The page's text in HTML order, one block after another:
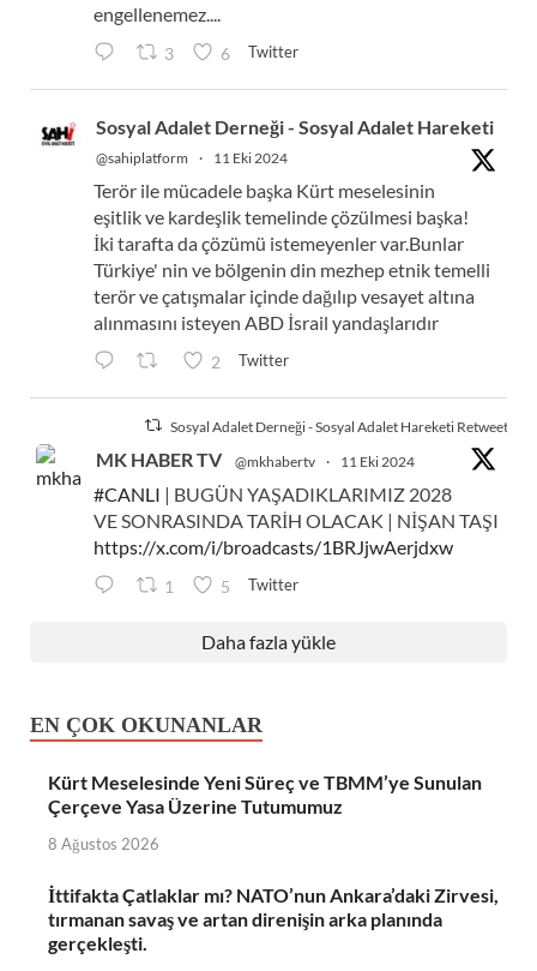
engellenemez....
3 6 Twitter
Sosyal Adalet Derneği - Sosyal Adalet Hareketi
@sahiplatform · 11 Eki 2024
Terör ile mücadele başka Kürt meselesinin
eşitlik ve kardeşlik temelinde çözülmesi başka!
İki tarafta da çözümü istemeyenler var.Bunlar
Türkiye' nin ve bölgenin din mezhep etnik temelli
terör ve çatışmalar içinde dağılıp vesayet altına
alınmasını isteyen ABD İsrail yandaşlarıdır
2 Twitter
Sosyal Adalet Derneği - Sosyal Adalet Hareketi
MK HABER TV @mkhabertv · 11 Eki 2024
#CANLI | BUGÜN YAŞADIKLARIMIZ 2028
VE SONRASINDA TARİH OLACAK | NİŞAN TAŞI
https://x.com/i/broadcasts/1BRJjwAerjdxw
1 5 Twitter
Daha fazla yükle
EN ÇOK OKUNANLAR
Kürt Meselesinde Yeni Süreç ve TBMM’ye Sunulan
Çerçeve Yasa Üzerine Tutumumuz
8 Ağustos 2026
İttifakta Çatlaklar mı? NATO’nun Ankara’daki Zirvesi,
tırmanan savaş ve artan direnişin arka planında
gerçekleşti.